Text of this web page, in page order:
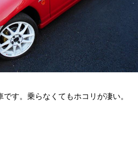
す。乗らなくてもホコリが凄い。